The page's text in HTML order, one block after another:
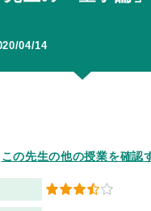
04/14
この先生の他の授業を確認
3.5